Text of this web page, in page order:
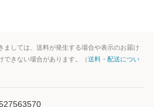
しては、送料が発生する場合や表示のお届け
できない場合があります。（送料・配送につい